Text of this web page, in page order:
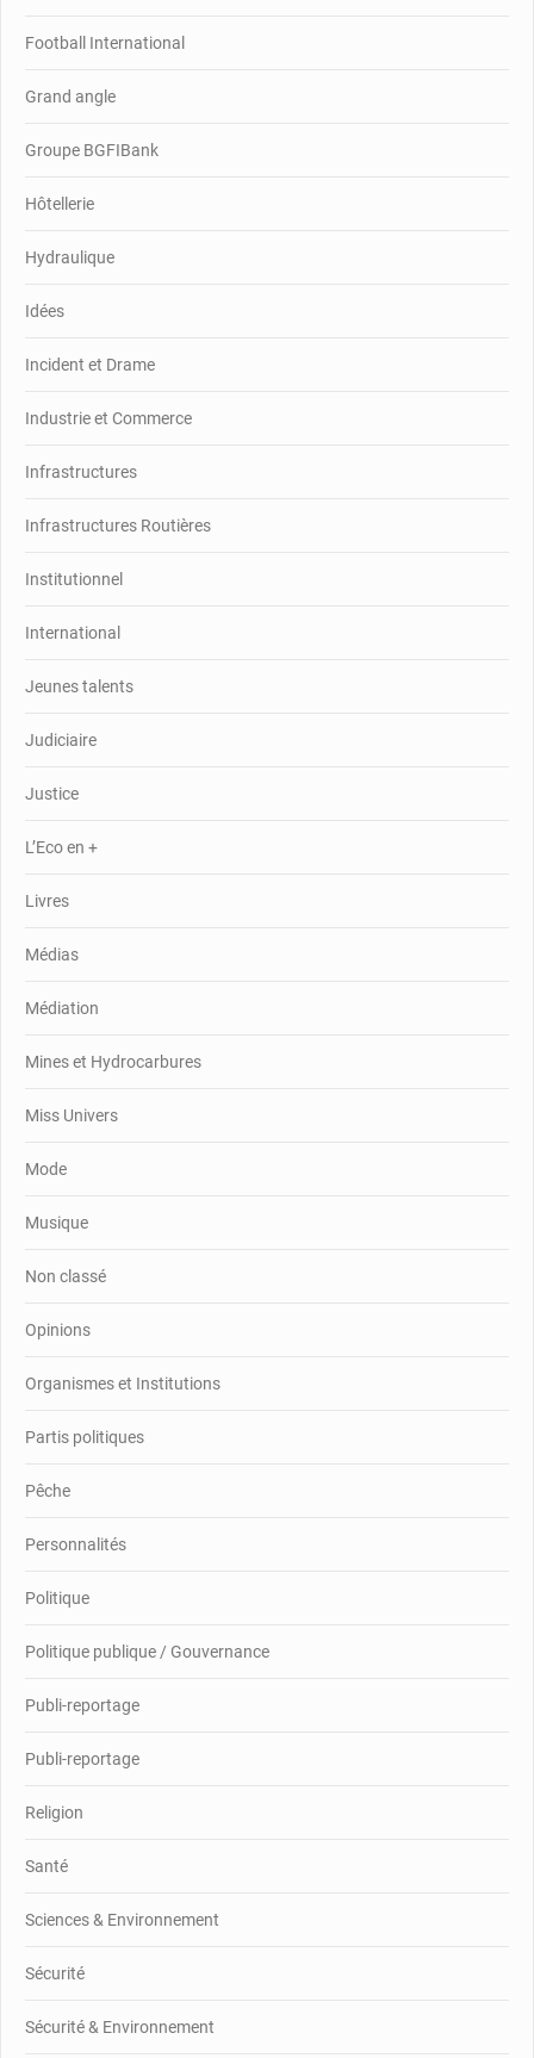
Football International
Grand angle
Groupe BGFIBank
Hôtellerie
Hydraulique
Idées
Incident et Drame
Industrie et Commerce
Infrastructures
Infrastructures Routières
Institutionnel
International
Jeunes talents
Judiciaire
Justice
L’Eco en +
Livres
Médias
Médiation
Mines et Hydrocarbures
Miss Univers
Mode
Musique
Non classé
Opinions
Organismes et Institutions
Partis politiques
Pêche
Personnalités
Politique
Politique publique / Gouvernance
Publi-reportage
Publi-reportage
Religion
Santé
Sciences & Environnement
Sécurité
Sécurité & Environnement